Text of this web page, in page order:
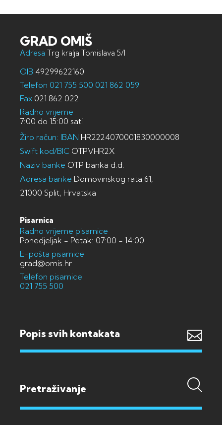
GRAD OMIŠ
Adresa Trg kralja Tomislava 5/I
OIB 49299622160
Telefon 021 755 500 021 862 059
Fax 021 862 022
Radno vrijeme
7:00 do 15:00 sati
Žiro račun: IBAN HR2224070001830000008
Swift kod/BIC OTPVHR2X
Naziv banke OTP banka d.d.
Adresa banke Domovinskog rata 61,
21000 Split, Hrvatska
Pisarnica
Radno vrijeme pisarnice
Ponedjeljak - Petak: 07:00 - 14:00
E-pošta pisarnice
grad@omis.hr
Telefon pisarnice
021 755 500
Popis svih kontakata